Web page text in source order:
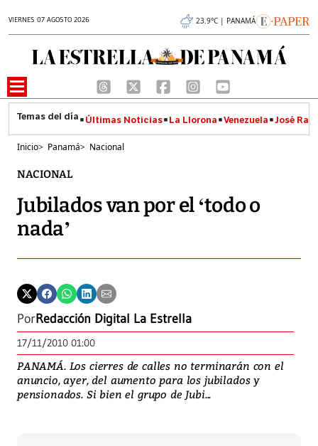
VIERNES 07 AGOSTO 2026 23.9°C | PANAMÁ
Últimas Noticias La Llorona Venezuela José
Inicio> Panamá> Nacional
NACIONAL
Jubilados van por el ‘todo o
nada’
PorRedacción Digital La Estrella
17/11/2010 01:00
PANAMÁ. Los cierres de calles no terminarán con el
anuncio, ayer, del aumento para los jubilados y
pensionados. Si bien el grupo de Jubi...